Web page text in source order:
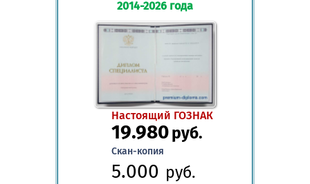
2014-2026 года
Настоящий ГОЗНАК
19.980руб.
Скан-копия
5.000 руб.